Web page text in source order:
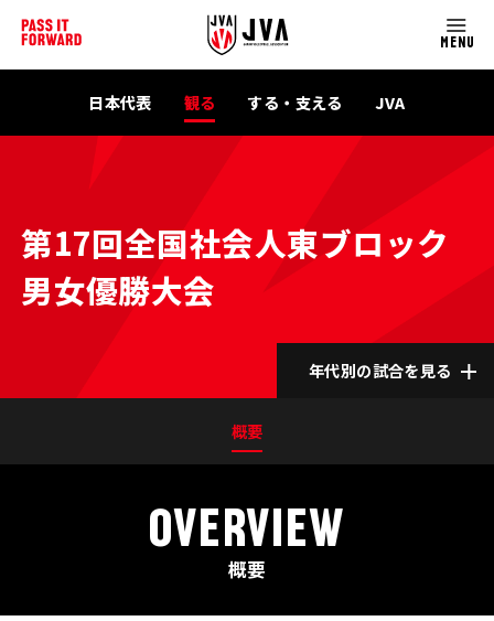
MENU
日本代表 観る する・支える JVA
第17回全国社会人東ブロック
男女優勝大会
年代別の試合を見る
概要
OVERVIEW
概要